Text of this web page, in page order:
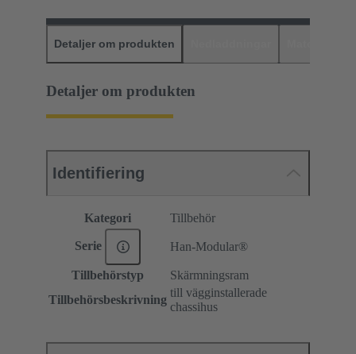
Detaljer om produkten
Detaljer om produkten
Identifiering
Kategori Tillbehör
Serie Han-Modular®
Tillbehörstyp
Skärmningsram
Tillbehörsbeskrivning
till vägginstallerade
chassihus